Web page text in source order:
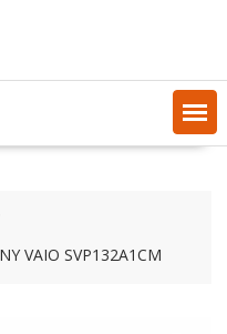
VAIO SVP132A1CM